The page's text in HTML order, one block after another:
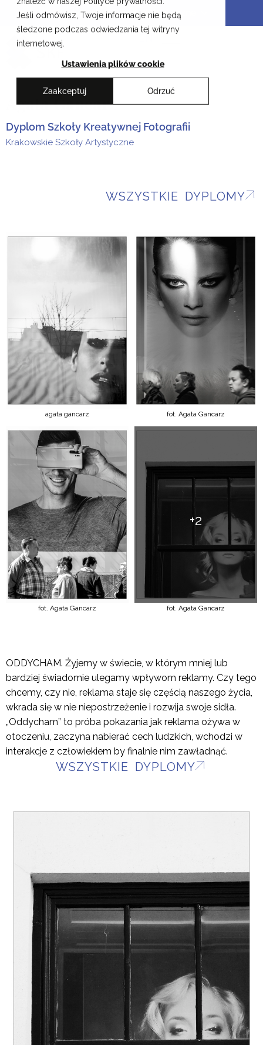
Jeśli odmówisz, Twoje informacje nie będą
śledzone podczas odwiedzania tej witryny
internetowej.
Ustawienia plików cookie
Zaakceptuj Odrzuć
Przejdź
treści
Krakowskie Szkoły Artystyczne
EN
Agata Gancarz
Dyplom Szkoły Kreatywnej Fotografii
Krakowskie Szkoły Artystyczne
WSZYSTKIE DYPLOMY
agata gancarz fot. Agata Gancarz
fot. Agata Gancarz
+2
fot. Agata Gancarz
ODDYCHAM. Żyjemy w świecie, w którym mniej lub
bardziej świadomie ulegamy wpływom reklamy. Czy tego
chcemy, czy nie, reklama staje się częścią naszego życia,
wkrada się w nie niepostrzeżenie i rozwija swoje sidła.
„Oddycham” to próba pokazania jak reklama ożywa w
otoczeniu, zaczyna nabierać cech ludzkich, wchodzi w
interakcje z człowiekiem by finalnie nim zawładnąć.
WSZYSTKIE DYPLOMY